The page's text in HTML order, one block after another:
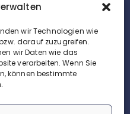
wir Technologien wie
darauf zuzugreifen.
wir Daten wie das
verarbeiten. Wenn Sie
können bestimmte